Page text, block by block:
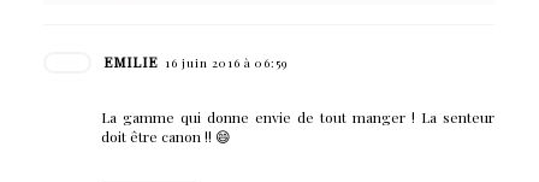
EMILIE 16 juin 2016 à 06:59
La gamme qui donne envie de tout manger ! La senteur
doit être canon !! 😄